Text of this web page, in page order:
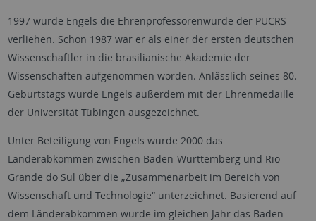
1997 wurde Engels die Ehrenprofessorenwürde der PUCRS
verliehen. Schon 1987 war er als einer der ersten deutschen
Wissenschaftler in die brasilianische Akademie der
Wissenschaften aufgenommen worden. Anlässlich seines 80.
Geburtstags wurde Engels außerdem mit der Ehrenmedaille
der Universität Tübingen ausgezeichnet.
Unter Beteiligung von Engels wurde 2000 das
Länderabkommen zwischen Baden-Württemberg und Rio
Grande do Sul über die „Zusammenarbeit im Bereich von
Wissenschaft und Technologie“ unterzeichnet. Basierend auf
dem Länderabkommen wurde im gleichen Jahr das Baden-